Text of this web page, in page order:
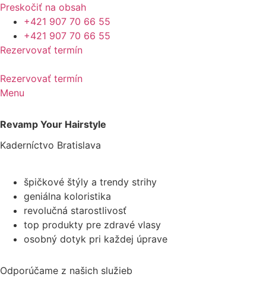
Preskočiť na obsah
+421 907 70 66 55
+421 907 70 66 55
Rezervovať termín
Rezervovať termín
Menu
Revamp Your Hairstyle
Kaderníctvo Bratislava
špičkové štýly a trendy strihy
geniálna koloristika
revolučná starostlivosť
top produkty pre zdravé vlasy
osobný dotyk pri každej úprave
Odporúčame z našich služieb